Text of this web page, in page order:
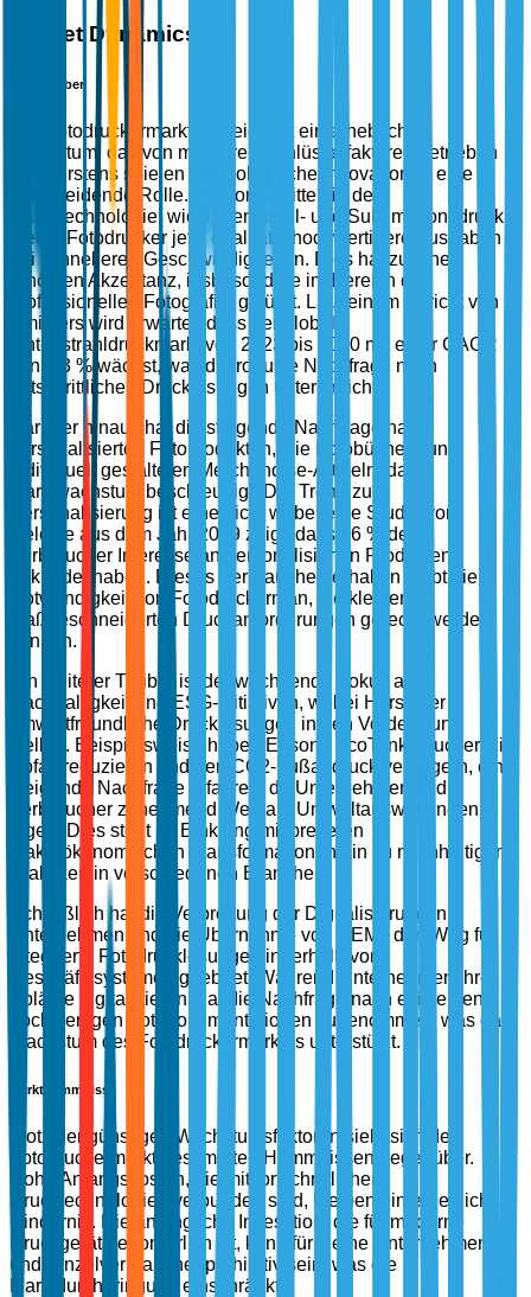
Market Dynamics
Markttreiber
Der Fotodruckermarkt verzeichnet ein erhebliches
Wachstum, das von mehreren Schlüsselfaktoren getrieben
wird. Erstens spielen technologische Innovationen eine
entscheidende Rolle. Mit Fortschritten in der
Drucktechnologie, wie Tintenstrahl- und Sublimationsdruck,
bieten Fotodrucker jetzt qualitativ hochwertigere Ausgaben
bei schnelleren Geschwindigkeiten. Dies hat zu einer
erhöhten Akzeptanz, insbesondere im Bereich der
professionellen Fotografie, geführt. Laut einem Bericht von
Smithers wird erwartet, dass der globale
Tintenstrahldruckmarkt von 2023 bis 2030 mit einer CAGR
von 5,3 % wächst, was die robuste Nachfrage nach
fortschrittlichen Drucklösungen unterstreicht.
Darüber hinaus hat die steigende Nachfrage nach
personalisierten Fotoprodukten, wie Fotobüchern und
individuell gestalteten Merchandise-Artikeln, das
Marktwachstum beschleunigt. Der Trend zur
Personalisierung ist erheblich, wobei eine Studie von
Deloitte aus dem Jahr 2019 zeigt, dass 36 % der
Verbraucher Interesse an personalisierten Produkten
bekundet haben. Dieses Verbraucherverhalten treibt die
Notwendigkeit von Fotodruckern an, die kleinen,
maßgeschneiderten Druckanforderungen gerecht werden
können.
Ein weiterer Treiber ist der wachsende Fokus auf
Nachhaltigkeit und ESG-Initiativen, wobei Hersteller
umweltfreundliche Drucklösungen in den Vordergrund
stellen. Beispielsweise haben Epsons EcoTank-Drucker, die
Abfall reduzieren und den CO2-Fußabdruck verringern, eine
steigende Nachfrage erfahren, da Unternehmen und
Verbraucher zunehmend Wert auf Umweltauswirkungen
legen. Dies steht im Einklang mit breiteren
makroökonomischen Transformationen hin zu nachhaltigen
Praktiken in verschiedenen Branchen.
Schließlich hat die Verbreitung der Digitalisierung in
Unternehmen und die Übernahme von OEMs den Weg für
integrierte Fotodrucklösungen innerhalb von
Geschäftssystemen geebnet. Während Unternehmen ihre
Abläufe digitalisieren, hat die Nachfrage nach effizienten,
hochwertigen Fotodokumentationen zugenommen, was das
Wachstum des Fotodruckermarktes unterstützt.
Markthemmnisse
Trotz der günstigen Wachstumsfaktoren sieht sich der
Fotodruckermarkt bestimmten Hemmnissen gegenüber.
Hohe Anfangskosten, die mit fortschrittlichen
Drucktechnologien verbunden sind, bleiben ein erhebliches
Hindernis. Die anfängliche Investition, die für moderne
Druckgeräte erforderlich ist, kann für kleine Unternehmen
und Einzelverbraucher prohibitiv sein, was die
Marktdurchdringung einschränkt.